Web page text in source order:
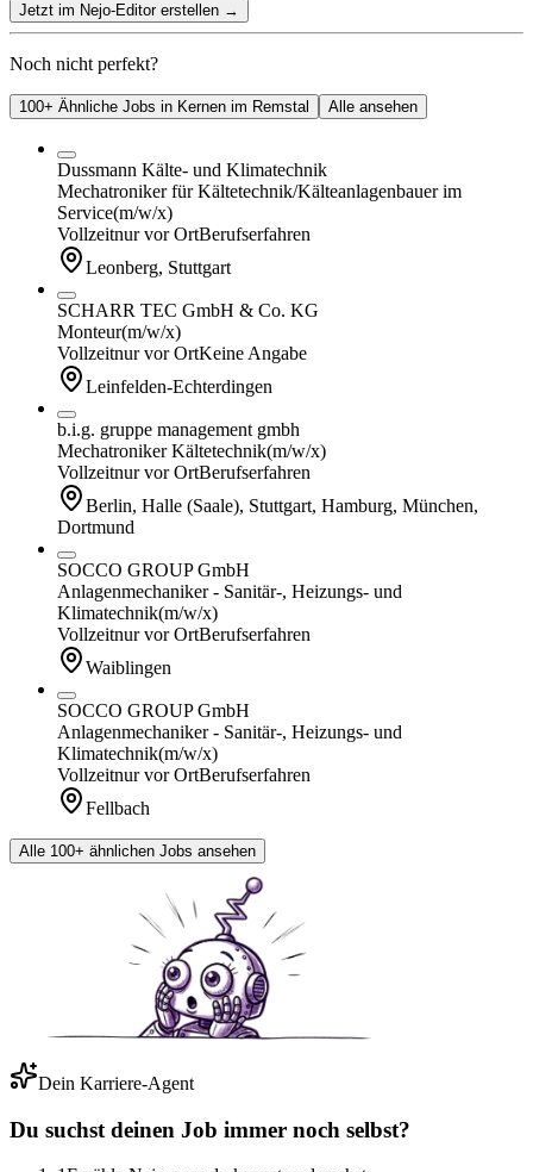
Jetzt im Nejo-Editor erstellen →
Noch nicht perfekt?
100+ Ähnliche Jobs in Kernen im Remstal Alle ansehen
Dussmann Kälte- und Klimatechnik
Mechatroniker für Kältetechnik/Kälteanlagenbauer im
Service(m/w/x)
Vollzeitnur vor OrtBerufserfahren
Leonberg, Stuttgart
SCHARR TEC GmbH & Co. KG
Monteur(m/w/x)
Vollzeitnur vor OrtKeine Angabe
Leinfelden-Echterdingen
b.i.g. gruppe management gmbh
Mechatroniker Kältetechnik(m/w/x)
Vollzeitnur vor OrtBerufserfahren
Berlin, Halle (Saale), Stuttgart, Hamburg, München,
Dortmund
SOCCO GROUP GmbH
Anlagenmechaniker - Sanitär-, Heizungs- und
Klimatechnik(m/w/x)
Vollzeitnur vor OrtBerufserfahren
Waiblingen
SOCCO GROUP GmbH
Anlagenmechaniker - Sanitär-, Heizungs- und
Klimatechnik(m/w/x)
Vollzeitnur vor OrtBerufserfahren
Fellbach
Alle 100+ ähnlichen Jobs ansehen
Dein Karriere-Agent
Du suchst deinen Job immer noch selbst?